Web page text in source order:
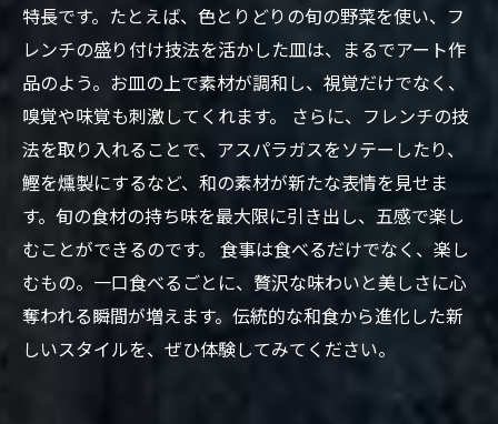
特長です。たとえば、色とりどりの旬の野菜を使い、フ
レンチの盛り付け技法を活かした皿は、まるでアート作
品のよう。お皿の上で素材が調和し、視覚だけでなく、
嗅覚や味覚も刺激してくれます。 さらに、フレンチの技
法を取り入れることで、アスパラガスをソテーしたり、
鰹を燻製にするなど、和の素材が新たな表情を見せま
す。旬の食材の持ち味を最大限に引き出し、五感で楽し
むことができるのです。 食事は食べるだけでなく、楽し
むもの。一口食べるごとに、贅沢な味わいと美しさに心
奪われる瞬間が増えます。伝統的な和食から進化した新
しいスタイルを、ぜひ体験してみてください。